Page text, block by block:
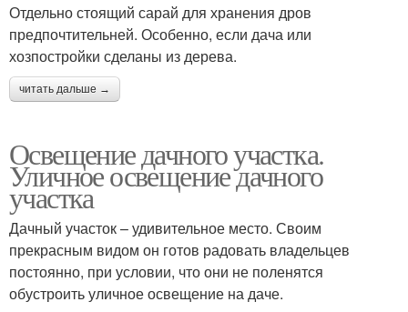
Отдельно стоящий сарай для хранения дров
предпочтительней. Особенно, если дача или
хозпостройки сделаны из дерева.
читать дальше →
Освещение дачного участка.
Уличное освещение дачного
участка
Дачный участок – удивительное место. Своим
прекрасным видом он готов радовать владельцев
постоянно, при условии, что они не поленятся
обустроить уличное освещение на даче.